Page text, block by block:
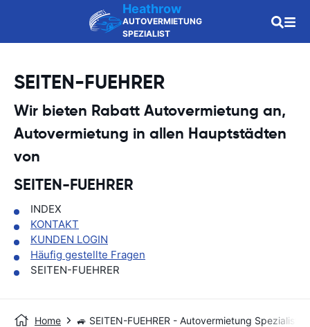
Heathrow
AUTOVERMIETUNG
SPEZIALIST
SEITEN-FUEHRER
Wir bieten Rabatt Autovermietung an,
Autovermietung in allen Hauptstädten
von
SEITEN-FUEHRER
INDEX
KONTAKT
KUNDEN LOGIN
Häufig gestellte Fragen
SEITEN-FUEHRER
Home 🚙 SEITEN-FUEHRER - Autovermietung Spezialist